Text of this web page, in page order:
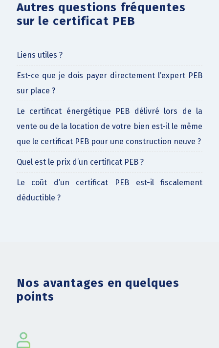
Autres questions fréquentes
sur le certificat PEB
Liens utiles ?
Est-ce que je dois payer directement l’expert PEB
sur place ?
Le certificat énergétique PEB délivré lors de la
vente ou de la location de votre bien est-il le même
que le certificat PEB pour une construction neuve ?
Quel est le prix d’un certificat PEB ?
Le coût d’un certificat PEB est-il fiscalement
déductible ?
Nos avantages en quelques
points